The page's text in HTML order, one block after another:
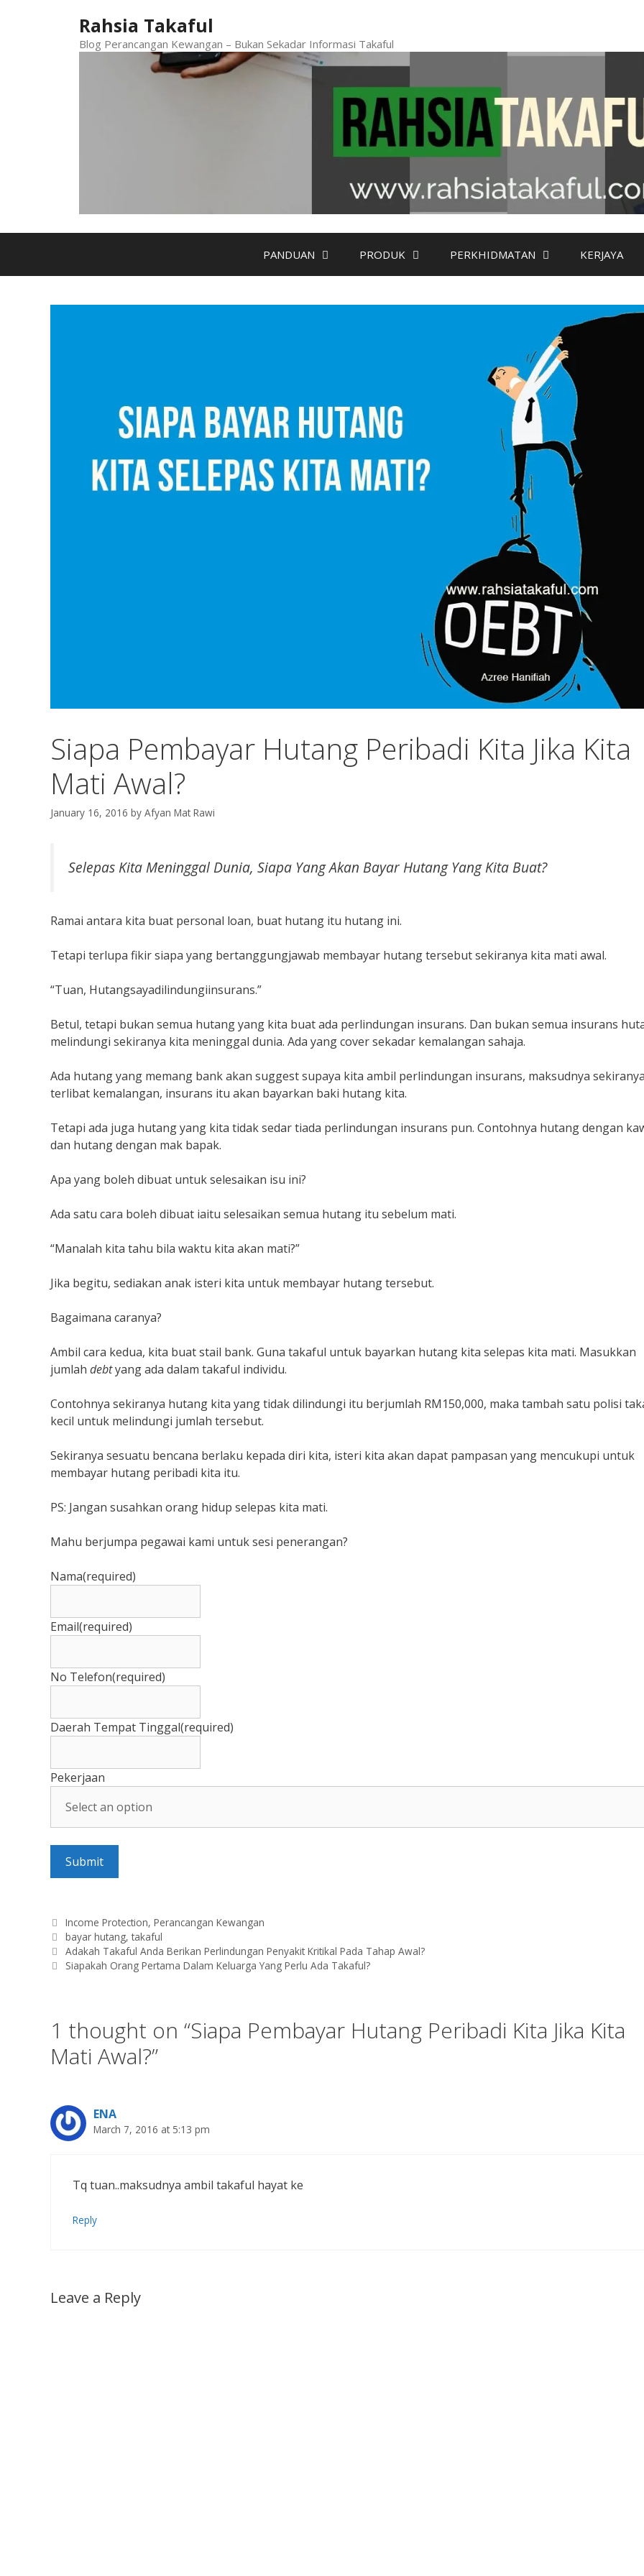
Rahsia Takaful
Blog Perancangan Kewangan – Bukan Sekadar Informasi Takaful
PANDUAN PRODUK PERKHIDMATAN KERJAYA
Siapa Pembayar Hutang Peribadi Kita Jika Kita
Mati Awal?
January 16, 2016 by Afyan Mat Rawi
Selepas Kita Meninggal Dunia, Siapa Yang Akan Bayar Hutang Yang Kita Buat?
Ramai antara kita buat personal loan, buat hutang itu hutang ini.
Tetapi terlupa fikir siapa yang bertanggungjawab membayar hutang tersebut sekiranya kita mati awal.
“Tuan, Hutangsayadilindungiinsurans.”
Betul, tetapi bukan semua hutang yang kita buat ada perlindungan insurans. Dan bukan semua insurans
melindungi sekiranya kita meninggal dunia. Ada yang cover sekadar kemalangan sahaja.
Ada hutang yang memang bank akan suggest supaya kita ambil perlindungan insurans, maksudnya
terlibat kemalangan, insurans itu akan bayarkan baki hutang kita.
Tetapi ada juga hutang yang kita tidak sedar tiada perlindungan insurans pun. Contohnya hutang dengan
dan hutang dengan mak bapak.
Apa yang boleh dibuat untuk selesaikan isu ini?
Ada satu cara boleh dibuat iaitu selesaikan semua hutang itu sebelum mati.
“Manalah kita tahu bila waktu kita akan mati?”
Jika begitu, sediakan anak isteri kita untuk membayar hutang tersebut.
Bagaimana caranya?
Ambil cara kedua, kita buat stail bank. Guna takaful untuk bayarkan hutang kita selepas kita mati. Masukkan
jumlah debtyang ada dalam takaful individu.
Contohnya sekiranya hutang kita yang tidak dilindungi itu berjumlah RM150,000, maka tambah satu polisi
kecil untuk melindungi jumlah tersebut.
Sekiranya sesuatu bencana berlaku kepada diri kita, isteri kita akan dapat pampasan yang mencukupi untuk
membayar hutang peribadi kita itu.
PS: Jangan susahkan orang hidup selepas kita mati.
Mahu berjumpa pegawai kami untuk sesi penerangan?
Nama(required)
Email(required)
No Telefon(required)
Daerah Tempat Tinggal(required)
Pekerjaan
Submit
Categories
Income Protection, Perancangan Kewangan
Tags
bayar hutang, takaful
Adakah Takaful Anda Berikan Perlindungan Penyakit Kritikal Pada Tahap Awal?
Siapakah Orang Pertama Dalam Keluarga Yang Perlu Ada Takaful?
1 thought on “Siapa Pembayar Hutang Peribadi Kita Jika Kita
Mati Awal?”
ENA
March 7, 2016 at 5:13 pm
Tq tuan..maksudnya ambil takaful hayat ke
Reply
Leave a Reply